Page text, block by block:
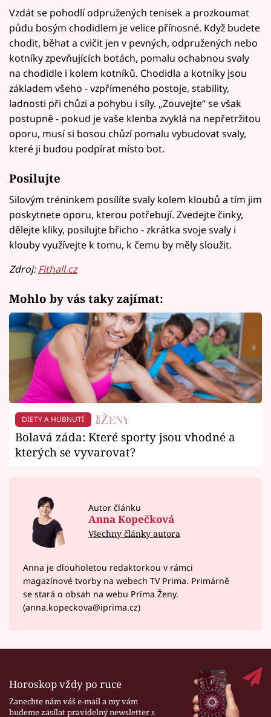
Vzdát se pohodlí odpružených tenisek a prozkoumat
půdu bosým chodidlem je velice přínosné. Když budete
chodit, běhat a cvičit jen v pevných, odpružených nebo
kotníky zpevňujících botách, pomalu ochabnou svaly
na chodidle i kolem kotníků. Chodidla a kotníky jsou
základem všeho - vzpřímeného postoje, stability,
ladnosti při chůzi a pohybu i síly. „Zouvejte“ se však
postupně - pokud je vaše klenba zvyklá na nepřetržitou
oporu, musí si bosou chůzí pomalu vybudovat svaly,
které ji budou podpírat místo bot.
Posilujte
Silovým tréninkem posílíte svaly kolem kloubů a tím jim
poskytnete oporu, kterou potřebují. Zvedejte činky,
dělejte kliky, posilujte břicho - zkrátka svoje svaly i
klouby využívejte k tomu, k čemu by měly sloužit.
Zdroj:Fithall.cz
Mohlo by vás taky zajímat:
DIETY A HUBNUTÍ
Bolavá záda: Které sporty jsou vhodné a
kterých se vyvarovat?
Autor článku
Anna Kopečková
Všechny články autora
Anna je dlouholetou redaktorkou v rámci
magazínové tvorby na webech TV Prima. Primárně
se stará o obsah na webu Prima Ženy.
(anna.kopeckova@iprima.cz)
Horoskop vždy po ruce
Zanechte nám váš e-mail a my vám
budeme zasílat pravidelný newsletter s